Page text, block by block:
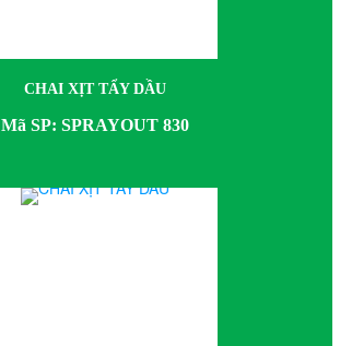
CHAI XỊT TẨY DẦU
Mã SP: SPRAYOUT 830